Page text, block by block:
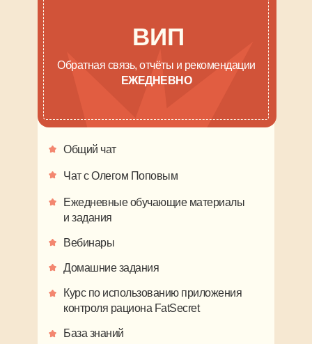
ВИП
Обратная связь, отчёты и рекомендации
ЕЖЕДНЕВНО
Общий чат
Чат с Олегом Поповым
Ежедневные обучающие материалы
и задания
Вебинары
Домашние задания
Курс по использованию приложения
контроля рациона FatSecret
База знаний